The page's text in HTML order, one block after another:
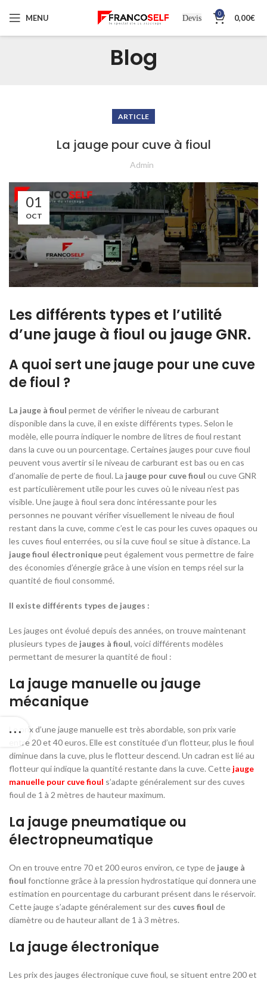
MENU Devis 0 0,00€
Blog
ARTICLE
La jauge pour cuve à fioul
Admin
01
OCT
Les différents types et l’utilité
d’une jauge à fioul ou jauge GNR.
A quoi sert une jauge pour une cuve
de fioul ?
La jauge à fioul permet de vérifier le niveau de carburant
disponible dans la cuve, il en existe différents types. Selon le
modèle, elle pourra indiquer le nombre de litres de fioul restant
dans la cuve ou un pourcentage. Certaines jauges pour cuve fioul
peuvent vous avertir si le niveau de carburant est bas ou en cas
d’anomalie de perte de fioul. La jauge pour cuve fioul ou cuve GNR
est particulièrement utile pour les cuves où le niveau n’est pas
visible. Une jauge à fioul sera donc intéressante pour les
personnes ne pouvant vérifier visuellement le niveau de fioul
restant dans la cuve, comme c’est le cas pour les cuves opaques ou
les cuves fioul enterrées, ou si la cuve fioul se situe à distance. La
jauge fioul électroniquepeut également vous permettre de faire
des économies d’énergie grâce à une vision en temps réel sur la
quantité de fioul consommé.
Il existe différents types de jauges :
Les jauges ont évolué depuis des années, on trouve maintenant
plusieurs types de jauges à fioul, voici différents modèles
permettant de mesurer la quantité de fioul :
La jauge manuelle ou jauge
mécanique
Le prix d’une jauge manuelle est très abordable, son prix varie
entre 20 et 40 euros. Elle est constituée d’un flotteur, plus le fioul
diminue dans la cuve, plus le flotteur descend. Un cadran est lié au
flotteur qui indique la quantité restante dans la cuve. Cette jauge
manuelle pour cuve fioul s’adapte généralement sur des cuves
fioul de 1 à 2 mètres de hauteur maximum.
La jauge pneumatique ou
électropneumatique
On en trouve entre 70 et 200 euros environ, ce type de jauge à
fioul fonctionne grâce à la pression hydrostatique qui donnera une
estimation en pourcentage du carburant présent dans le réservoir.
Cette jauge s’adapte généralement sur des cuves fioul de
diamètre ou de hauteur allant de 1 à 3 mètres.
La jauge électronique
Les prix des jauges électronique cuve fioul, se situent entre 200 et